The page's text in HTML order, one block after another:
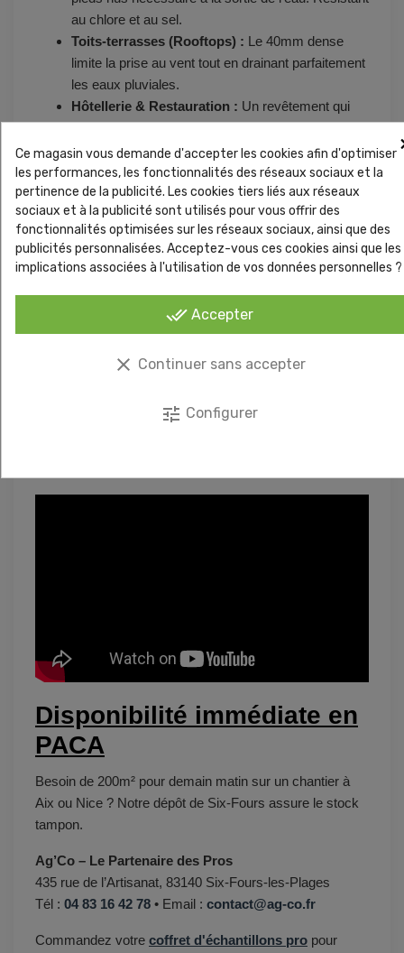
au chlore et au sel.
Toits-terrasses (Rooftops) : Le 40mm dense
limite la prise au vent tout en drainant parfaitement
les eaux pluviales.
Hôtellerie & Restauration : Un revêtement qui
supporte le déplacement des chaises et le
nettoyage fréquent.
Conseils de pose &
Calepinage
L'optimisation des chutes est la clé de la rentabilité.
Formats :Travaillez enlargeur de 4mpour les
grandes surfaces (moins de jonctions) et en 2m
pour les couloirs.
Sens de pose :
Toujours orienter le couchage des
Utilisez unebande de jonction
Disponibilité immédiate en
PACA
Besoin de 200m² pour demain matin sur un chantier à
Aix ou Nice ? Notre dépôt de Six-Fours assure le stock
tampon.
Ag’Co – Le Partenaire des Pros
435 rue de l’Artisanat, 83140 Six-Fours-les-Plages
Tél : 04 83 16 42 78 • Email : contact@ag-co.fr
Commandez votre coffret d'échantillons pro pour
Ce magasin vous demande d'accepter les cookies afin d'optimiser
les performances, les fonctionnalités des réseaux sociaux et la
pertinence de la publicité. Les cookies tiers liés aux réseaux
sociaux et à la publicité sont utilisés pour vous offrir des
fonctionnalités optimisées sur les réseaux sociaux, ainsi que des
publicités personnalisées. Acceptez-vous ces cookies ainsi que les
implications associées à l'utilisation de vos données personnelles ?
done_all Accepter
clear Continuer sans accepter
tune Configurer